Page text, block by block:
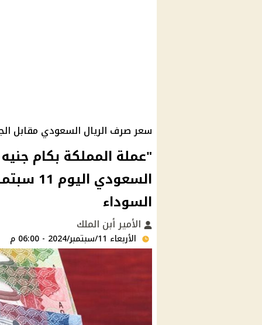
سعر صرف الريال السعودي مقابل الجنيه
"عملة المملكة بكام
السوداء
الأمير أبن الملك
الأربعاء 11/سبتمبر/2024 - 06:00 م